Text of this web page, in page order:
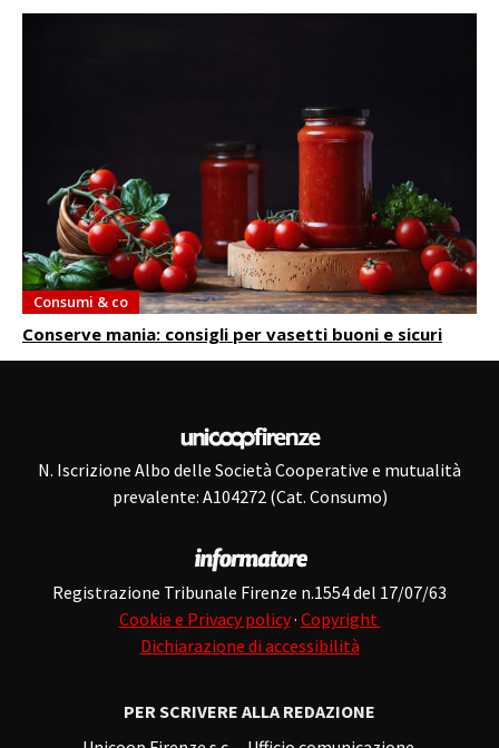
Consumi & co
Conserve mania: consigli per vasetti buoni e sicuri
N. Iscrizione Albo delle Società Cooperative e mutualità
prevalente: A104272 (Cat. Consumo)
Registrazione Tribunale Firenze n.1554 del 17/07/63
Cookie e Privacy policy· Copyright
Dichiarazione di accessibilità
PER SCRIVERE ALLA REDAZIONE